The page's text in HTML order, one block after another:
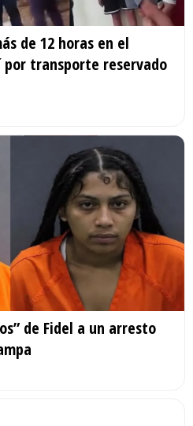
de 12 horas en el
transporte reservado
de Fidel a un arresto